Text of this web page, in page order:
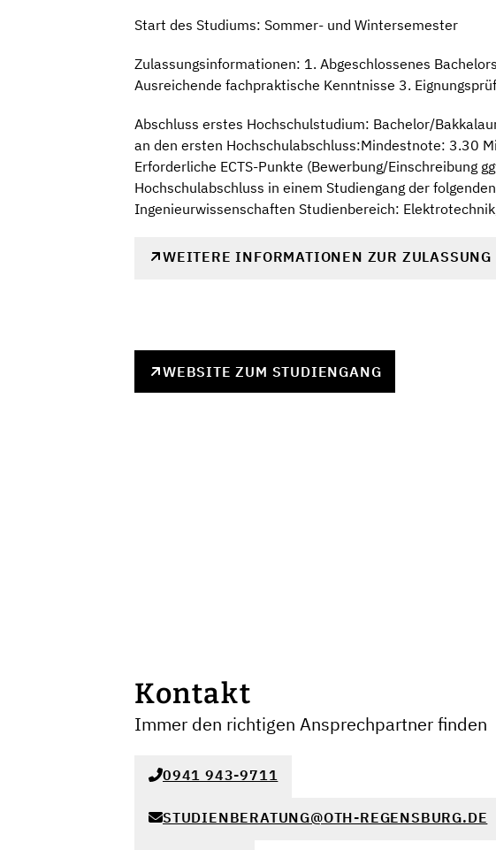
Start des Studiums: Sommer- und Wintersemester
Zulassungsinformationen: 1. Abgeschlossenes
Ausreichende fachpraktische Kenntnisse 3.
Abschluss erstes Hochschulstudium: Bachelor/
an den ersten Hochschulabschluss:Mindestnote: 3.30
Erforderliche ECTS-Punkte (Bewerbung/Einschreibung
Hochschulabschluss in einem Studiengang der
Ingenieurwissenschaften Studienbereich:
WEITERE INFORMATIONEN ZUR ZULASSUNG
WEBSITE ZUM STUDIENGANG
Kontakt
Immer den richtigen Ansprechpartner finden
0941 943-9711
STUDIENBERATUNG@OTH-REGENSBURG.DE